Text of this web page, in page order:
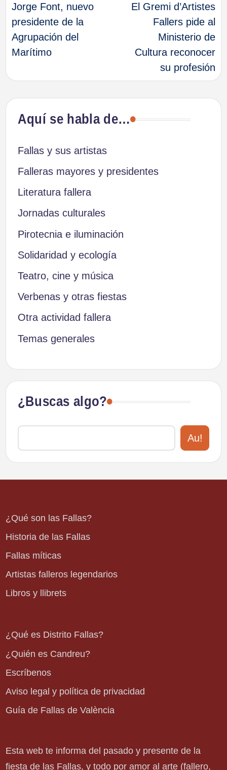
de
entradas
Jorge Font, nuevo
presidente de la
Agrupación del
Marítimo
El Gremi d’Artistes
Fallers pide al
Ministerio de
Cultura reconocer
su profesión
Aquí se habla de…
Fallas y sus artistas
Falleras mayores y presidentes
Literatura fallera
Jornadas culturales
Pirotecnia e iluminación
Solidaridad y ecología
Teatro, cine y música
Verbenas y otras fiestas
Otra actividad fallera
Temas generales
¿Buscas algo?
Au!
¿Qué son las Fallas?
Historia de las Fallas
Fallas míticas
Artistas falleros legendarios
Libros y llibrets
¿Qué es Distrito Fallas?
¿Quién es Candreu?
Escríbenos
Aviso legal y política de privacidad
Guía de Fallas de València
Esta web te informa del pasado y presente de la
fiesta de las Fallas, y todo por amor al arte (fallero,